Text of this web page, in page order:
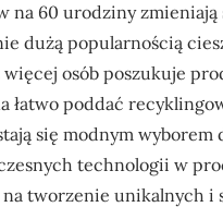
na 60 urodziny
dużą popularnością
osób poszukuje
łatwo poddać
się modnym wyborem
technologii w
tworzenie unikalnych